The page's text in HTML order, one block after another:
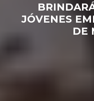
JÓVENES
DE